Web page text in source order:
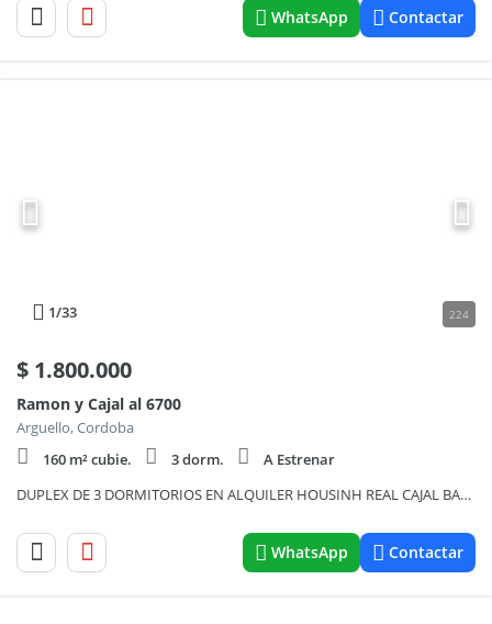
WhatsApp Contactar
1/33 224
$ 1.800.000
Ramon y Cajal al 6700
Arguello, Cordoba
160 m² cubie.
3 dorm.
A Estrenar
DUPLEX DE 3 DORMITORIOS EN ALQUILER HOUSINH REAL CAJAL BARRIO ARGÜELLO
WhatsApp Contactar